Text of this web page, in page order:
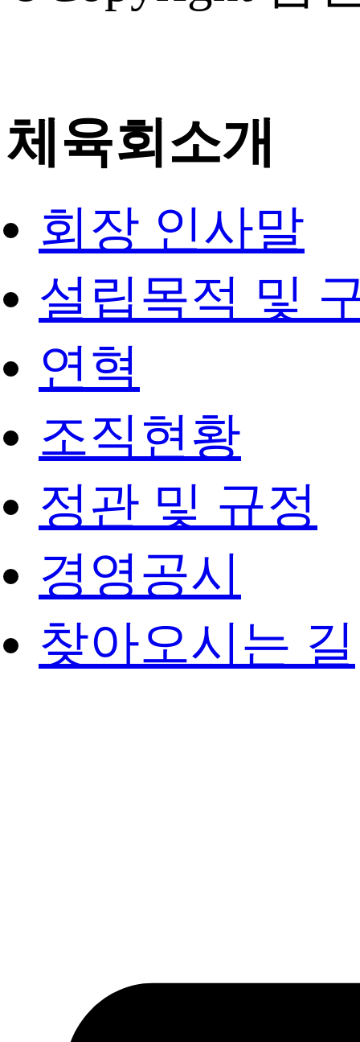
체육회소개
회장 인사말
설립목적 및
연혁
조직현황
정관 및 규정
경영공시
찾아오시는 길